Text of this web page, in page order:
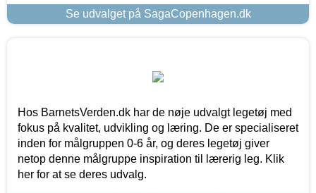
Se udvalget på SagaCopenhagen.dk
Hos BarnetsVerden.dk har de nøje udvalgt legetøj med
fokus på kvalitet, udvikling og læring. De er specialiseret
inden for målgruppen 0-6 år, og deres legetøj giver
netop denne målgruppe inspiration til lærerig leg. Klik
her for at se deres udvalg.